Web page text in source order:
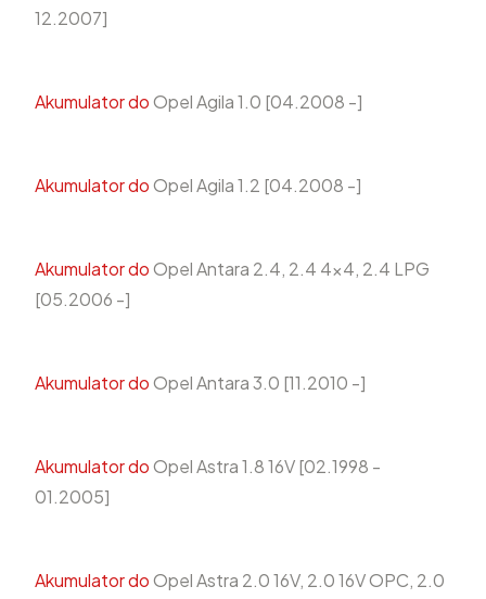
12.2007]
Akumulator doOpel Agila 1.0 [04.2008 -]
Akumulator doOpel Agila 1.2 [04.2008 -]
Akumulator doOpel Antara 2.4, 2.4 4x4, 2.4 LPG
[05.2006 -]
Akumulator doOpel Antara 3.0 [11.2010 -]
Akumulator doOpel Astra 1.8 16V [02.1998 -
01.2005]
Akumulator doOpel Astra 2.0 16V, 2.0 16V OPC, 2.0